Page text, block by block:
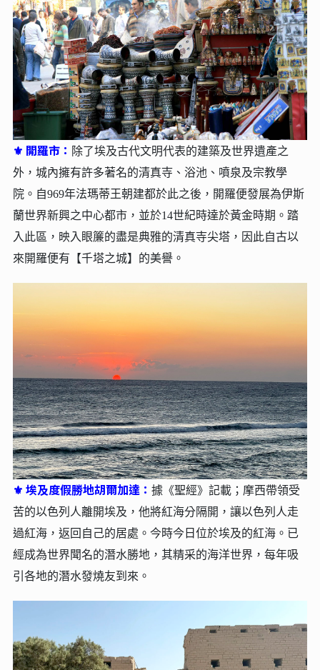
⚜ 開羅市： 除了埃及古代文明代表的建築及世界遺產之
外，城內擁有許多著名的清真寺、浴池、噴泉及宗教學
院。自969年法瑪蒂王朝建都於此之後，開羅便發展為伊斯
蘭世界新興之中心都市，並於14世紀時達於黃金時期。踏
入此區，映入眼簾的盡是典雅的清真寺尖塔，因此自古以
來開羅便有【千塔之城】的美譽。
⚜ 埃及度假勝地胡爾加達： 據《聖經》記載；摩西帶領受
苦的以色列人離開埃及，他將紅海分隔開，讓以色列人走
過紅海，返回自己的居處。今時今日位於埃及的紅海。已
經成為世界聞名的潛水勝地，其精采的海洋世界，每年吸
引各地的潛水發燒友到來。